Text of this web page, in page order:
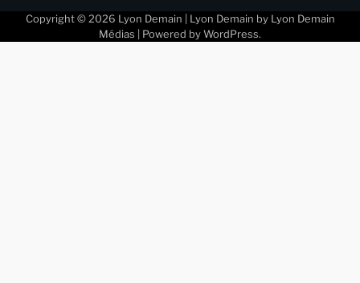
Copyright © 2026 Lyon Demain | Lyon Demain by Lyon Demain
Médias | Powered by WordPress.